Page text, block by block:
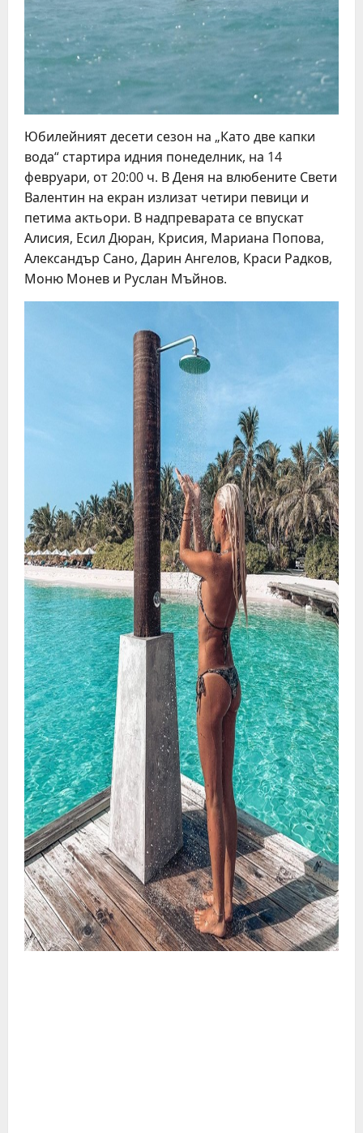
Юбилейният десети сезон на „Като две капки
вода“ стартира идния понеделник, на 14
февруари, от 20:00 ч. В Деня на влюбените Свети
Валентин на екран излизат четири певици и
петима актьори. В надпреварата се впускат
Алисия, Есил Дюран, Крисия, Мариана Попова,
Александър Сано, Дарин Ангелов, Краси Радков,
Моню Монев и Руслан Мъйнов.